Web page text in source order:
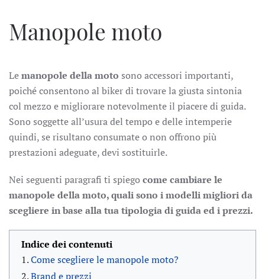
Manopole moto
Lemanopole della moto sono accessori importanti,
poiché consentono al biker di trovare la giusta sintonia
col mezzo e migliorare notevolmente il piacere di guida.
Sono soggette all’usura del tempo e delle intemperie
quindi, se risultano consumate o non offrono più
prestazioni adeguate, devi sostituirle.
Nei seguenti paragrafi ti spiego come cambiare le
manopole della moto, quali sono i modelli migliori da
scegliere in base alla tua tipologia di guida ed i prezzi.
Indice dei contenuti
Come scegliere le manopole moto?
Brand e prezzi